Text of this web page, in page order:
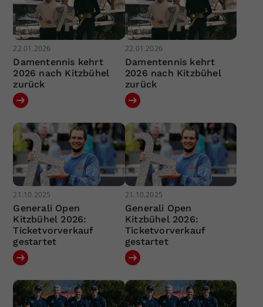
22.01.2026
Damentennis kehrt
2026 nach Kitzbühel
zurück
22.01.2026
Damentennis kehrt
2026 nach Kitzbühel
zurück
21.10.2025
Generali Open
Kitzbühel 2026:
Ticketvorverkauf
gestartet
21.10.2025
Generali Open
Kitzbühel 2026:
Ticketvorverkauf
gestartet